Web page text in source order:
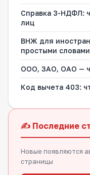
Справка 3-НДФЛ:
лиц
ВНЖ для
простыми словами
ООО, ЗАО, ОАО —
Код вычета 403:
✍️ Последние
Новые появляются
страницы